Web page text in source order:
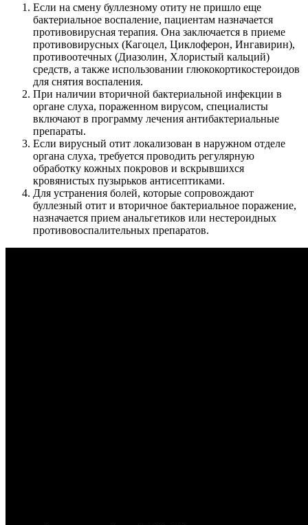
Если на смену буллезному отиту не пришло еще
бактериальное воспаление, пациентам назначается
противовирусная терапия. Она заключается в приеме
противовирусных (Кагоцел, Циклоферон, Ингавирин),
противоотечных (Диазолин, Хлористый кальций)
средств, а также использовании глюкокортикостероидов
для снятия воспаления.
При наличии вторичной бактериальной инфекции в
органе слуха, пораженном вирусом, специалисты
включают в программу лечения антибактериальные
препараты.
Если вирусный отит локализован в наружном отделе
органа слуха, требуется проводить регулярную
обработку кожных покровов и вскрывшихся
кровянистых пузырьков антисептиками.
Для устранения болей, которые сопровождают
буллезный отит и вторичное бактериальное поражение,
назначается прием анальгетиков или нестероидных
противовоспалительных препаратов.